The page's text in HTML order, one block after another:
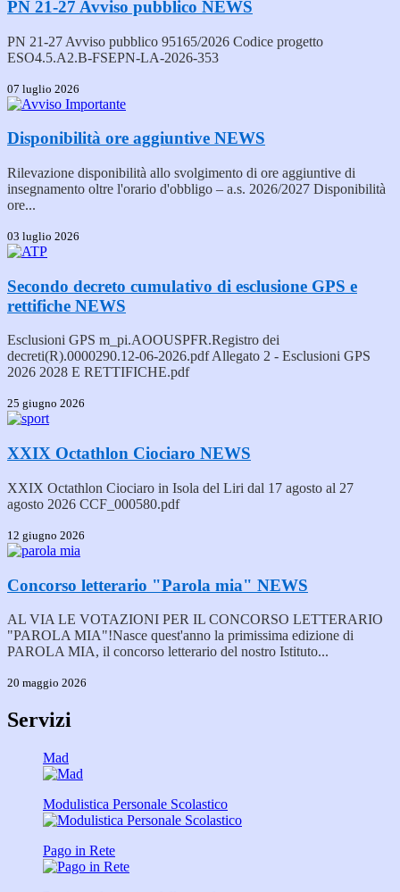
PN 21-27 Avviso pubblico NEWS
PN 21-27 Avviso pubblico 95165/2026 Codice progetto
ESO4.5.A2.B-FSEPN-LA-2026-353
07 luglio 2026
Disponibilità ore aggiuntive NEWS
Rilevazione disponibilità allo svolgimento di ore aggiuntive di
insegnamento oltre l'orario d'obbligo – a.s. 2026/2027 Disponibilità
ore...
03 luglio 2026
Secondo decreto cumulativo di esclusione GPS e
rettifiche NEWS
Esclusioni GPS m_pi.AOOUSPFR.Registro dei
decreti(R).0000290.12-06-2026.pdf Allegato 2 - Esclusioni GPS
2026 2028 E RETTIFICHE.pdf
25 giugno 2026
XXIX Octathlon Ciociaro NEWS
XXIX Octathlon Ciociaro in Isola del Liri dal 17 agosto al 27
agosto 2026 CCF_000580.pdf
12 giugno 2026
Concorso letterario "Parola mia" NEWS
AL VIA LE VOTAZIONI PER IL CONCORSO LETTERARIO
"PAROLA MIA"!Nasce quest'anno la primissima edizione di
PAROLA MIA, il concorso letterario del nostro Istituto...
20 maggio 2026
Servizi
Mad
Modulistica Personale Scolastico
Pago in Rete